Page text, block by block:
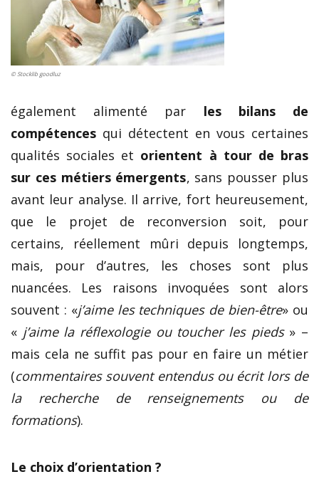
© Stocklib goodluz
également alimenté par les bilans de
compétences qui détectent en vous certaines
qualités sociales et orientent à tour de bras
sur ces métiers émergents, sans pousser plus
avant leur analyse. Il arrive, fort heureusement,
que le projet de reconversion soit, pour
certains, réellement mûri depuis longtemps,
mais, pour d’autres, les choses sont plus
nuancées. Les raisons invoquées sont alors
souvent : «j’aime les techniques de bien-être» ou
« j’aime la réflexologie ou toucher les pieds » –
mais cela ne suffit pas pour en faire un métier
(commentaires souvent entendus ou écrit lors de
la recherche de renseignements ou de
formations).
Le choix d’orientation ?